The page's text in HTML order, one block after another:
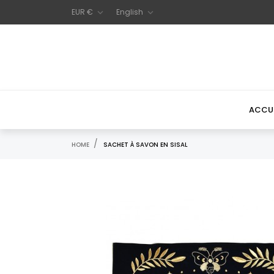
EUR €  English 
HOME SACHET À SAVON EN SISAL